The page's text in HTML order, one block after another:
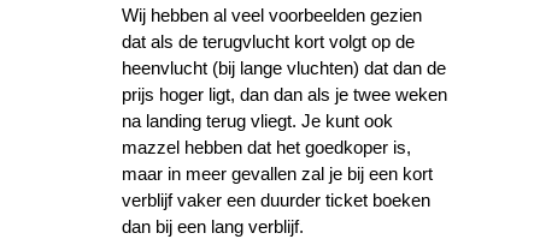
Wij hebben al veel voorbeelden gezien
dat als de terugvlucht kort volgt op de
heenvlucht (bij lange vluchten) dat dan de
prijs hoger ligt, dan dan als je twee weken
na landing terug vliegt. Je kunt ook
mazzel hebben dat het goedkoper is,
maar in meer gevallen zal je bij een kort
verblijf vaker een duurder ticket boeken
dan bij een lang verblijf.